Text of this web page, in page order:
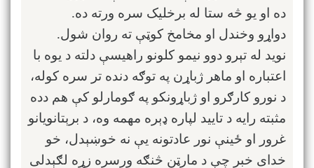
ده او یو څه ستا له برخلیک سره ورته ده.
دواړو وخندل او مخامخ کوټې ته روان شول.
نوید له تېرو دوو نیمو کلونو راهیسې دلته د یوه با
اعتباره او ماهر ژباړن په توګه دنده تر سره کوله،
د نورو کارګرو او ژباړونکو په ګومارلو کې هم دده
مثبته رایه د تایید لپاره ډېره مهمه وه، د برېتانویانو
غرور او ځینې نور عادتونه یې نه خوښېدل، خو
خدای خبر چې د مارټن څنګه ورسره زړه لګېدلی